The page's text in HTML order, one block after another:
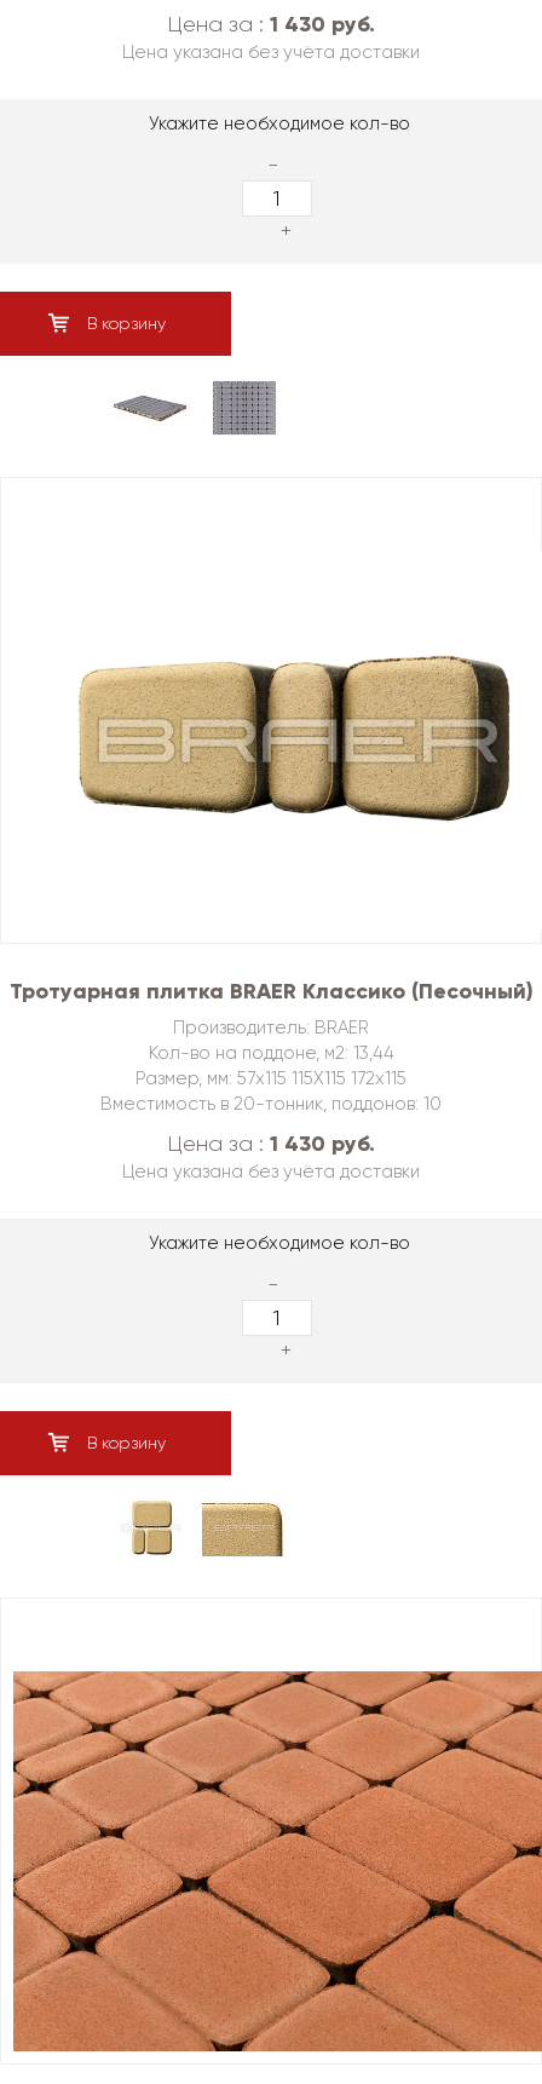
Цена за : 1 430 руб.
Цена указана без учёта доставки
Укажите необходимое кол-во
-
+
В корзину
Тротуарная плитка BRAER Классико (Песочный)
Производитель: BRAER
Кол-во на поддоне, м2: 13,44
Размер, мм: 57х115 115Х115 172х115
Вместимость в 20-тонник, поддонов: 10
Цена за : 1 430 руб.
Цена указана без учёта доставки
Укажите необходимое кол-во
-
+
В корзину